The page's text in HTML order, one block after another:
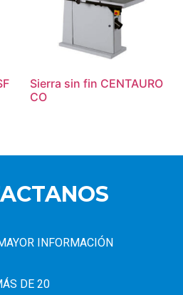
Sierra sin fin CENTAURO
CO
INFORMACIÓN
DE 20